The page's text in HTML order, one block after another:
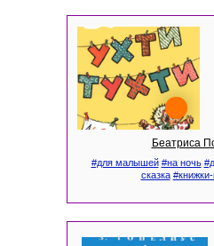
Беатриса
#для малышей #на ночь
сказка